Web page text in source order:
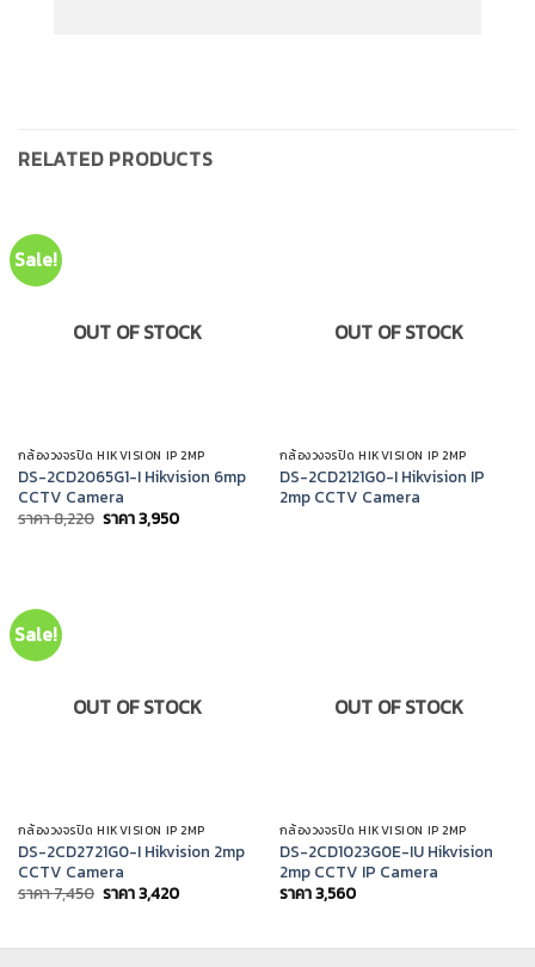
RELATED PRODUCTS
Sale!
OUT OF STOCK
กล้องวงจรปิด HIKVISION IP 2MP
DS-2CD2065G1-I Hikvision 6mp
CCTV Camera
ราคา8,220 Original
ราคา3,950Current
OUT OF STOCK
กล้องวงจรปิด HIKVISION IP 2MP
DS-2CD2121G0-I Hikvision IP
2mp CCTV Camera
Sale!
OUT OF STOCK
กล้องวงจรปิด HIKVISION IP 2MP
DS-2CD2721G0-I Hikvision 2mp
CCTV Camera
ราคา7,450 Original
price
7,450.
ราคา3,420Current
price
3,420.
OUT OF STOCK
กล้องวงจรปิด HIKVISION IP 2MP
DS-2CD1023G0E-IU Hikvision
2mp CCTV IP Camera
ราคา3,560